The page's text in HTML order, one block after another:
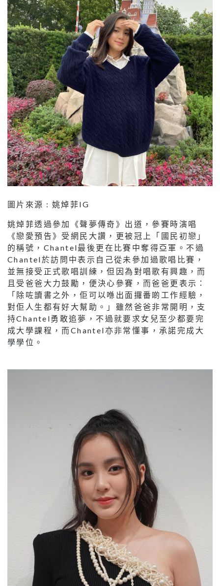
圖片來源 : 姚焯菲IG
姚焯菲透過參加《聲夢傳奇》出道，參賽時演唱
《戀愛預告》受網民大讚，更被冠上「國民初戀」
的稱號，Chantel最後更在比賽中奪得亞軍。不過
Chantel於訪問中表示自己從未參加過歌唱比賽，
並無接受正式歌唱訓練，但因為對唱歌有興趣，而
且受爸爸大力鼓勵，便決心參賽，而爸爸更表示：
「除咗讀書之外，佢可以喺出面攞番啲工作經驗，
對佢人生都有好大幫助。」雖然爸爸非常開明，支
持Chantel勇敢追夢，不過就要求女兒至少都要完
成大學課程，而Chantel亦非常懂事，承諾完成大
學學位。